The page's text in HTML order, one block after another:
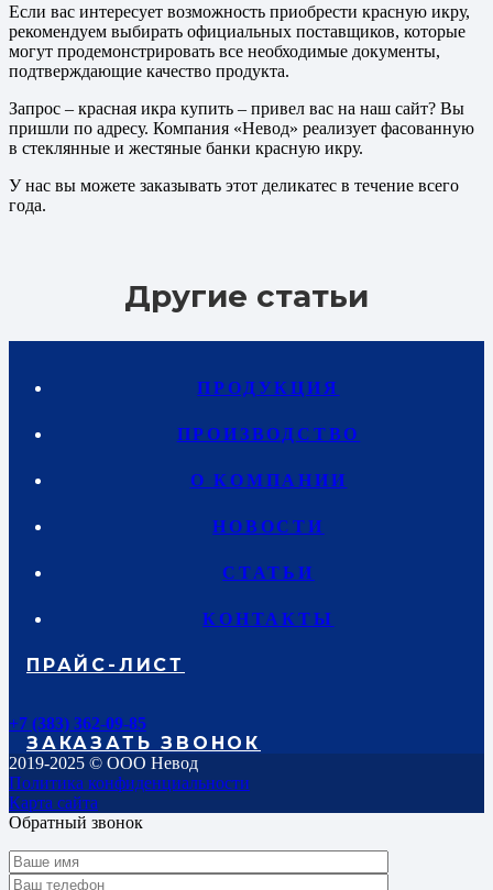
Если вас интересует возможность приобрести красную икру,
рекомендуем выбирать официальных поставщиков, которые
могут продемонстрировать все необходимые документы,
подтверждающие качество продукта.
Запрос – красная икра купить – привел вас на наш сайт? Вы
пришли по адресу. Компания «Невод» реализует фасованную
в стеклянные и жестяные банки красную икру.
У нас вы можете заказывать этот деликатес в течение всего
года.
Другие статьи
ПРОДУКЦИЯ
ПРОИЗВОДСТВО
О КОМПАНИИ
НОВОСТИ
СТАТЬИ
КОНТАКТЫ
ПРАЙС-ЛИСТ
+7 (383) 362-09-85
ЗАКАЗАТЬ ЗВОНОК
2019-2025 © ООО Невод
Политика конфиденциальности
Карта сайта
Обратный звонок